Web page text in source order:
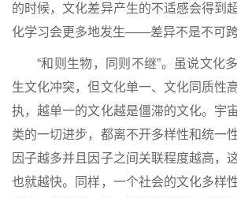
的时候，文化差异产生的不适感会得到
化学习会更多地发生——差异不是不可跨
“和则生物，同则不继”。虽说文化
生文化冲突，但文化单一、文化同质性
执，越单一的文化越是僵滞的文化。宇
类的一切进步，都离不开多样性和统一
因子越多并且因子之间关联程度越高，
也就越快。同样，一个社会的文化多样